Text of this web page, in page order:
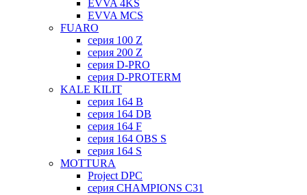
EVVA 4KS
EVVA MCS
FUARO
серия 100 Z
серия 200 Z
серия D-PRO
серия D-PROTERM
KALE KILIT
серия 164 B
серия 164 DB
серия 164 F
серия 164 OBS S
серия 164 S
MOTTURA
Project DPC
серия CHAMPIONS C31